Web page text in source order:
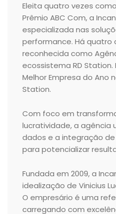
Eleita quatro vezes
Prêmio ABC Com, a
especializada nas
performance. Há quatro
reconhecida como
ecossistema RD Station.
Melhor Empresa do Ano
Station.
Com foco em
lucratividade, a agência
dados e a integração
para potencializar
Fundada em 2009, a
idealização de Vinicius
O empresário é uma
carregando com